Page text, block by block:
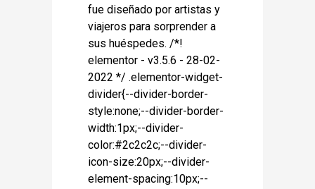
fue diseñado por artistas y
viajeros para sorprender a
sus huéspedes. /*!
elementor - v3.5.6 - 28-02-
2022 */ .elementor-widget-
divider{--divider-border-
style:none;--divider-border-
width:1px;--divider-
color:#2c2c2c;--divider-
icon-size:20px;--divider-
element-spacing:10px;--